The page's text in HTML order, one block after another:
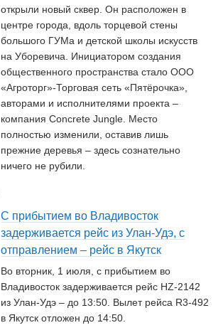
открыли новый сквер. Он расположен в
центре города, вдоль торцевой стены
большого ГУМа и детской школы искусств
на Уборевича. Инициатором создания
общественного пространства стало ООО
«Агроторг»-Торговая сеть «Пятёрочка»,
авторами и исполнителями проекта –
компания Concrete Jungle. Место
полностью изменили, оставив лишь
прежние деревья – здесь сознательно
ничего не рубили.
С прибытием во Владивосток
задерживается рейс из Улан-Удэ, с
отправлением – рейс в Якутск
Во вторник, 1 июля, с прибытием во
Владивосток задерживается рейс HZ-2142
из Улан-Удэ – до 13:50. Вылет рейса R3-492
в Якутск отложен до 14:50.